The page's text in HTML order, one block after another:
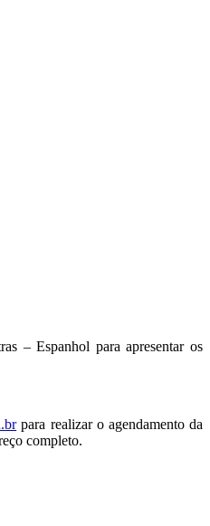
– Espanhol para apresentar os
para realizar o agendamento da
completo.